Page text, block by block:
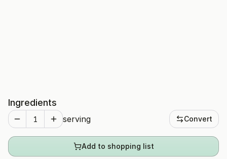
Ingredients
serving Convert
Add to shopping list